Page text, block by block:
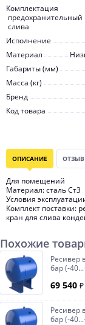
Комплектация
предохранительный
слива
Исполнение
Материал
Габариты (мм)
Масса (кг)
Бренд
Код товара
ОПИСАНИЕ
Для помещений
Материал: сталь Ст3
Условия
Комплект поставки:
кран для слива
Похожие
Ресивер
бар (-
69 540 ₽
Ресивер
бар (-